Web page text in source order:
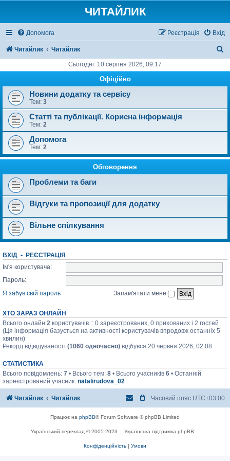
ЧИТАЙЛИК
Допомога Вхід
Реєстрація
Читайлик Читайлик
у
Сьогодні: 10 серпня 2026, 09:17
Офіційно
Новини додатку та сервісу
Тем: 3
Статті та публікації. Корисна інформація
Тем: 2
Допомога
Тем: 2
Обговорення
Проблеми та баги
Відгуки та пропозиції для додатку
Вільне спілкування
ВХІД • РЕЄСТРАЦІЯ
Ім'я користувача:
Пароль:
Я забув свій пароль
Запам'ятати мене
ХТО ЗАРАЗ ОНЛАЙН
Всього онлайн 2 користувачів :: 0 зареєстрованих, 0 прихованих і 2 гостей
(Ця інформація базується на активності користувачів впродовж останніх 5
хвилин)
Рекорд відвідуваності (1060 одночасно) відбувся 20 червня 2026, 02:08
СТАТИСТИКА
Всього повідомлень: 7 • Всього тем: 8 • Всього учасників 6 • Останній
зареєстрований учасник: natalirudova_02
Читайлик Читайлик Часовий пояс UTC+03:00
Працює на phpBB® Forum Software © phpBB Limited
Український переклад © 2005-2023 Українська підтримка phpBB
Конфіденційність | Умови